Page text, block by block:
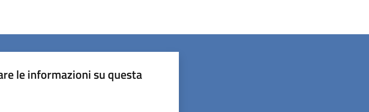
le informazioni su questa